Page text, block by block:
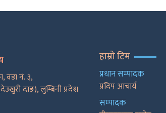
वडा नं. ३,
दाङ), लुम्बिनी प्रदेश
हाम्रो टिम
प्रधान सम्पादक
प्रदिप आचार्य
सम्पादक